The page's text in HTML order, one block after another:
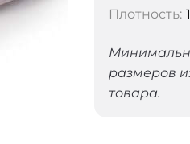
Плотность:
размеров
товара.